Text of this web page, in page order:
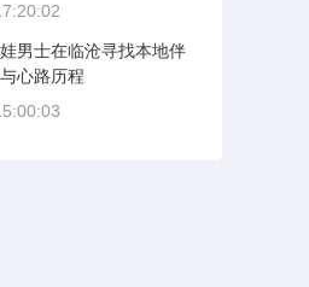
男士在临沧寻找本地伴
心路历程